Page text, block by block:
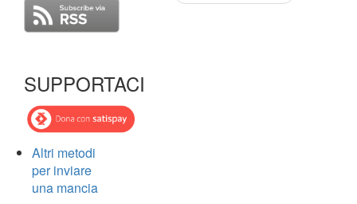
SUPPORTACI
Altri metodi
per inviare
una mancia